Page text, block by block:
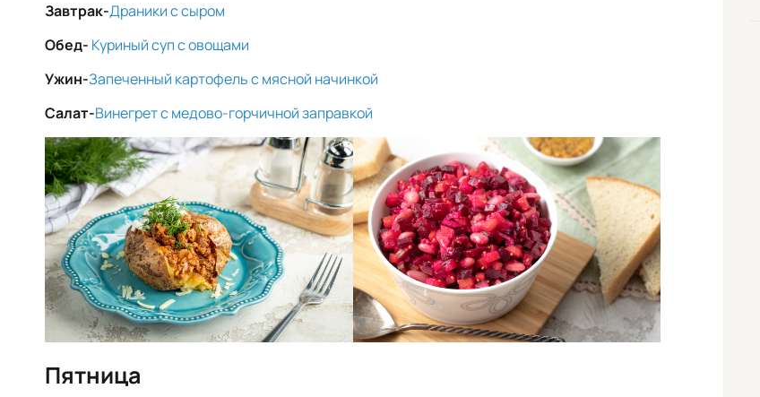
Завтрак-Драники с сыром
Обед- Куриный суп с овощами
Ужин-Запеченный картофель с мясной начинкой
Салат-Винегрет с медово-горчичной заправкой
Пятница